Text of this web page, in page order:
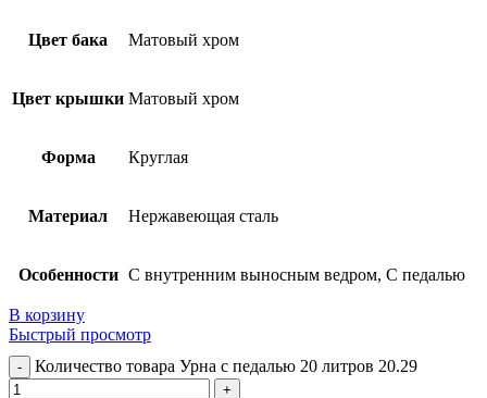
Цвет бака Матовый хром
Цвет крышки Матовый хром
Форма Круглая
Материал Нержавеющая сталь
Особенности С внутренним выносным ведром, С педалью
В корзину
Быстрый просмотр
Количество товара Урна с педалью 20 литров 20.29